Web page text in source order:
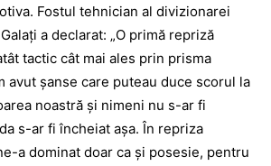
Fostul tehnician al divizionarei
a declarat: „O primă repriză
tactic cât mai ales prin prisma
avut șanse care puteau duce scorul la
noastră și nimeni nu s-ar fi
s-ar fi încheiat așa. În repriza
a dominat doar ca și posesie, pentru